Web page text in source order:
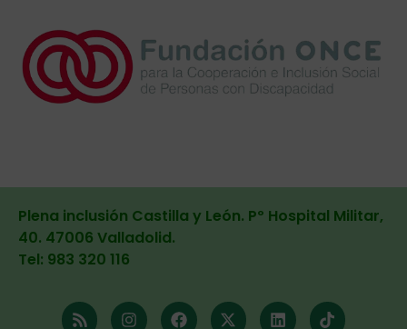
Plena inclusión Castilla y León. Pº Hospital Militar,
40. 47006 Valladolid.
Tel: 983 320 116